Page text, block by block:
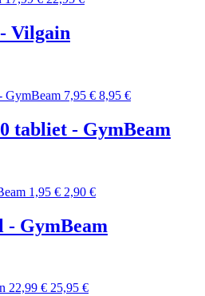
Vilgain
7,95 € 8,95 €
tabliet - GymBeam
1,95 € 2,90 €
- GymBeam
22,99 € 25,95 €